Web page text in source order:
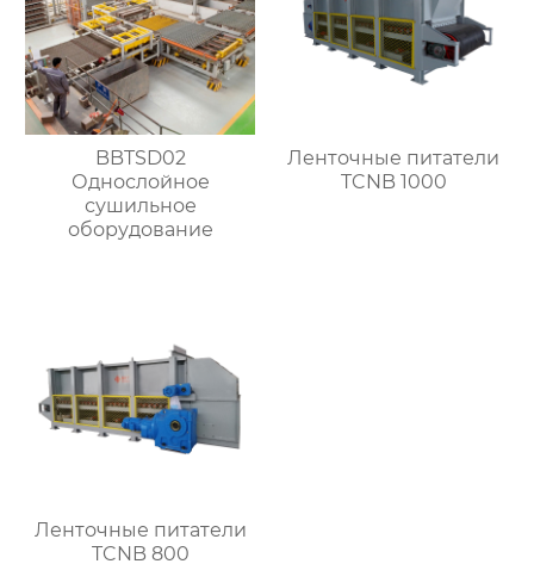
BBTSD02
Однослойное
сушильное
оборудование
Ленточные питатели
TCNB 1000
Ленточные питатели
TCNB 800